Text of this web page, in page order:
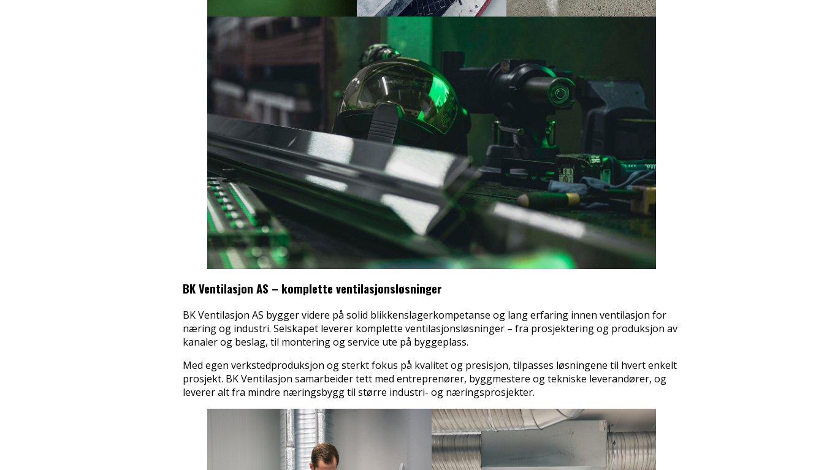
BK Ventilasjon AS – komplette ventilasjonsløsninger
BK Ventilasjon AS bygger videre på solid blikkenslagerkompetanse og lang erfaring innen ventilasjon for
næring og industri. Selskapet leverer komplette ventilasjonsløsninger – fra prosjektering og produksjon av
kanaler og beslag, til montering og service ute på byggeplass.
Med egen verkstedproduksjon og sterkt fokus på kvalitet og presisjon, tilpasses løsningene til hvert enkelt
prosjekt. BK Ventilasjon samarbeider tett med entreprenører, byggmestere og tekniske leverandører, og
leverer alt fra mindre næringsbygg til større industri- og næringsprosjekter.